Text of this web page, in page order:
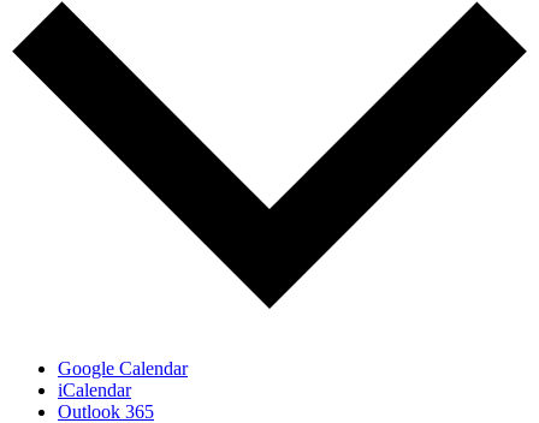
Google Calendar
iCalendar
Outlook 365